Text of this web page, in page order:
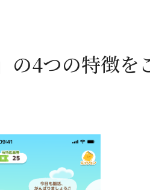
の4つの特徴を